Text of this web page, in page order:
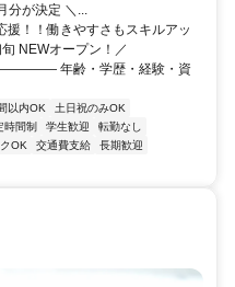
が決定 ＼...
援！！働きやすさもスキルアッ
NEWオープン！／
齢・学歴・経験・資
以内OK
土日祝のみOK
時間制 学生歓迎
転勤なし
OK 交通費支給
長期歓迎